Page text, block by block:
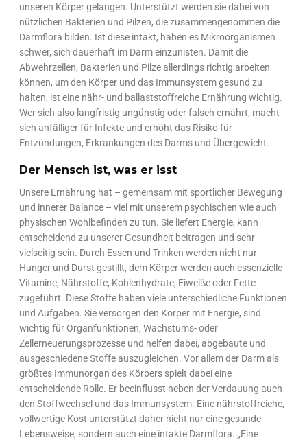
unseren Körper gelangen. Unterstützt werden sie dabei von
nützlichen Bakterien und Pilzen, die zusammengenommen die
Darmflora bilden. Ist diese intakt, haben es Mikroorganismen
schwer, sich dauerhaft im Darm einzunisten. Damit die
Abwehrzellen, Bakterien und Pilze allerdings richtig arbeiten
können, um den Körper und das Immunsystem gesund zu
halten, ist eine nähr- und ballaststoffreiche Ernährung wichtig.
Wer sich also langfristig ungünstig oder falsch ernährt, macht
sich anfälliger für Infekte und erhöht das Risiko für
Entzündungen, Erkrankungen des Darms und Übergewicht.
Der Mensch ist, was er isst
Unsere Ernährung hat – gemeinsam mit sportlicher Bewegung
und innerer Balance – viel mit unserem psychischen wie auch
physischen Wohlbefinden zu tun. Sie liefert Energie, kann
entscheidend zu unserer Gesundheit beitragen und sehr
vielseitig sein. Durch Essen und Trinken werden nicht nur
Hunger und Durst gestillt, dem Körper werden auch essenzielle
Vitamine, Nährstoffe, Kohlenhydrate, Eiweiße oder Fette
zugeführt. Diese Stoffe haben viele unterschiedliche Funktionen
und Aufgaben. Sie versorgen den Körper mit Energie, sind
wichtig für Organfunktionen, Wachstums- oder
Zellerneuerungsprozesse und helfen dabei, abgebaute und
ausgeschiedene Stoffe auszugleichen. Vor allem der Darm als
größtes Immunorgan des Körpers spielt dabei eine
entscheidende Rolle. Er beeinflusst neben der Verdauung auch
den Stoffwechsel und das Immunsystem. Eine nährstoffreiche,
vollwertige Kost unterstützt daher nicht nur eine gesunde
Lebensweise, sondern auch eine intakte Darmflora. „Eine